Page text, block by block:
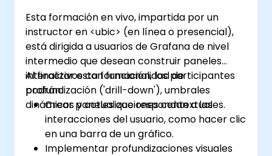
través de Grafana.
Instalar y gestionar complementos
(plugins) para extender las
funcionalidades de Grafana.
Esta formación en vivo, impartida por un
instructor en <ubic> (en línea o presencial),
está dirigida a usuarios de Grafana de nivel
intermedio que desean construir paneles
interactivos con funcionalidad de
profundización ('drill-down'), umbrales
dinámicos y actualizaciones contextuales.
Al finalizar esta formación, los participantes
podrán:
Crear paneles que respondan a las
interacciones del usuario, como hacer clic
en una barra de un gráfico.
Implementar profundizaciones visuales